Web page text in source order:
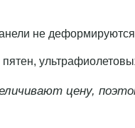
не
цену,